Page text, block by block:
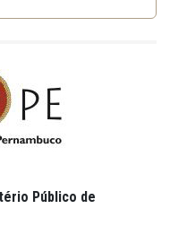
Público de